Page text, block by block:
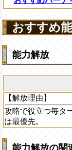
おすすめ
能力解放
【解放理由】
攻略で役立つ毎タ
は最優先。
能力解放の関